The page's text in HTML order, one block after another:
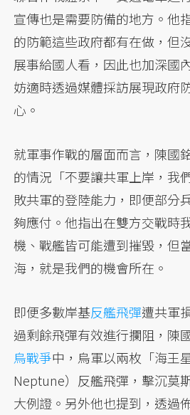
宣傳也是需要防備的地方。他
的防範這些政府都有在做，但
展事給國人看，因此也加深國
妨適時透過媒體採訪展現政府
心。
就軍事作戰的層面而言，陳國
的情況「不要讓共軍上岸，我
敗共軍的登陸能力，即便部分
夠應付。他指出在雙方交戰時
機、戰艦皆可能遭到摧毀，但
海，就是我們的機會所在。
即便多數岸基反艦飛彈遭共軍
過剩餘飛彈有效進行攔阻，陳
烏戰爭中，烏軍以兩枚「海王
Neptune）反艦飛彈，擊沉莫
大例證。另外他也提到，透過